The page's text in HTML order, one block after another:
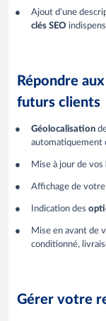
Ajout d’une
clés SEO
Répondre
futurs clients
Géolocalisation
automatiquement
Mise à jour de vos
Affichage de votre
Indication des
Mise en avant de
conditionné,
Gérer votre